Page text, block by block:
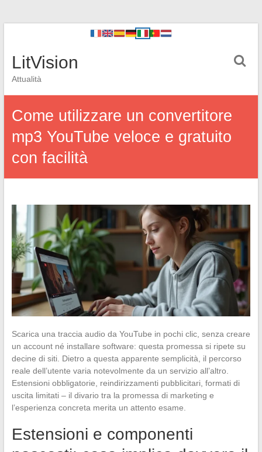
LitVision
Attualità
Come utilizzare un convertitore
mp3 YouTube veloce e gratuito
con facilità
Scarica una traccia audio da YouTube in pochi clic, senza creare
un account né installare software: questa promessa si ripete su
decine di siti. Dietro a questa apparente semplicità, il percorso
reale dell’utente varia notevolmente da un servizio all’altro.
Estensioni obbligatorie, reindirizzamenti pubblicitari, formati di
uscita limitati – il divario tra la promessa di marketing e
l’esperienza concreta merita un attento esame.
Estensioni e componenti